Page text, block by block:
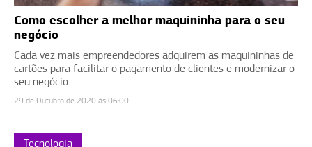
Como escolher a melhor maquininha para o seu
negócio
Cada vez mais empreendedores adquirem as maquininhas de
cartões para facilitar o pagamento de clientes e modernizar o
seu negócio
29 de Outubro de 2020 às 06:00
Tecnologia